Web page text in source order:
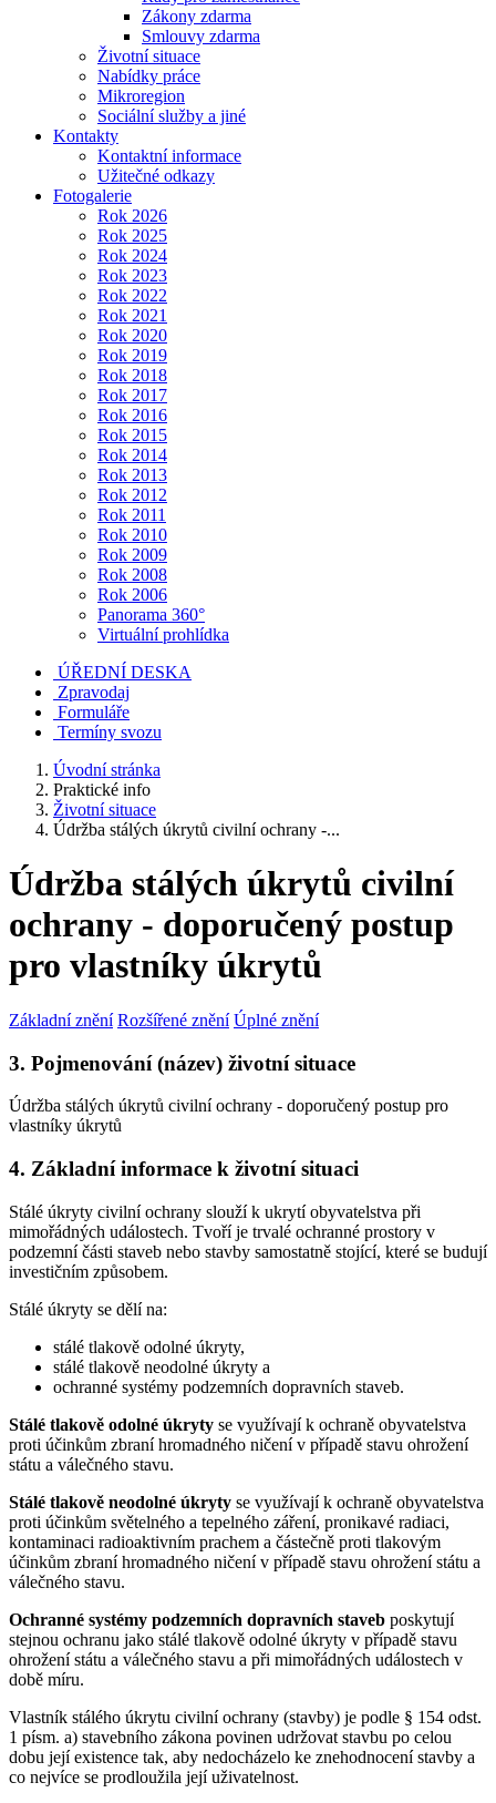
Zákony zdarma
Smlouvy zdarma
Životní situace
Nabídky práce
Mikroregion
Sociální služby a jiné
Kontakty
Kontaktní informace
Užitečné odkazy
Fotogalerie
Rok 2026
Rok 2025
Rok 2024
Rok 2023
Rok 2022
Rok 2021
Rok 2020
Rok 2019
Rok 2018
Rok 2017
Rok 2016
Rok 2015
Rok 2014
Rok 2013
Rok 2012
Rok 2011
Rok 2010
Rok 2009
Rok 2008
Rok 2006
Panorama 360°
Virtuální prohlídka
ÚŘEDNÍ DESKA
Zpravodaj
Formuláře
Termíny svozu
Úvodní stránka
Praktické info
Životní situace
Údržba stálých úkrytů civilní ochrany -...
Údržba stálých úkrytů civilní
ochrany - doporučený postup
pro vlastníky úkrytů
Základní znění Rozšířené znění Úplné znění
3. Pojmenování (název) životní situace
Údržba stálých úkrytů civilní ochrany - doporučený postup pro
vlastníky úkrytů
4. Základní informace k životní situaci
Stálé úkryty civilní ochrany slouží k ukrytí obyvatelstva při
mimořádných událostech. Tvoří je trvalé ochranné prostory v
podzemní části staveb nebo stavby samostatně stojící, které se budují
investičním způsobem.
Stálé úkryty se dělí na:
stálé tlakově odolné úkryty,
stálé tlakově neodolné úkryty a
ochranné systémy podzemních dopravních staveb.
Stálé tlakově odolné úkryty se využívají k ochraně obyvatelstva
proti účinkům zbraní hromadného ničení v případě stavu ohrožení
státu a válečného stavu.
Stálé tlakově neodolné úkryty se využívají k ochraně obyvatelstva
proti účinkům světelného a tepelného záření, pronikavé radiaci,
kontaminaci radioaktivním prachem a částečně proti tlakovým
účinkům zbraní hromadného ničení v případě stavu ohrožení státu a
válečného stavu.
Ochranné systémy podzemních dopravních staveb poskytují
stejnou ochranu jako stálé tlakově odolné úkryty v případě stavu
ohrožení státu a válečného stavu a při mimořádných událostech v
době míru.
Vlastník stálého úkrytu civilní ochrany (stavby) je podle § 154 odst.
1 písm. a) stavebního zákona povinen udržovat stavbu po celou
dobu její existence tak, aby nedocházelo ke znehodnocení stavby a
co nejvíce se prodloužila její uživatelnost.